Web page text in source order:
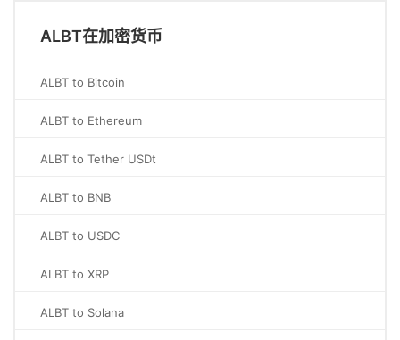
ALBT在加密货币
ALBT to Bitcoin
ALBT to Ethereum
ALBT to Tether USDt
ALBT to BNB
ALBT to USDC
ALBT to XRP
ALBT to Solana